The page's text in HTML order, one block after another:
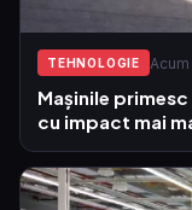
TEHNOLOGIE
Mașinile
cu impact mai